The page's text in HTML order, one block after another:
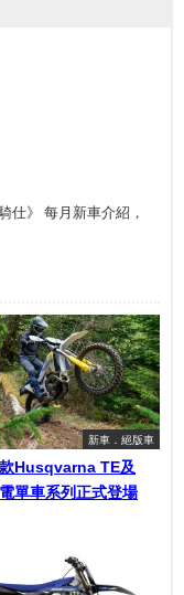
仕》 每月新車介紹，
新車．絕版車
Husqvarna TE及
單車系列正式登場